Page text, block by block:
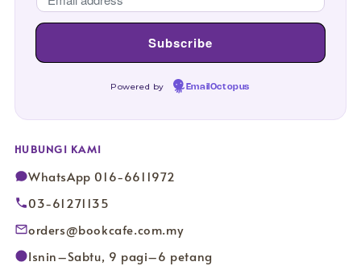
Powered by EmailOctopus
HUBUNGI KAMI
WhatsApp 016-6611972
03-61271135
orders@bookcafe.com.my
Isnin–Sabtu, 9 pagi–6 petang